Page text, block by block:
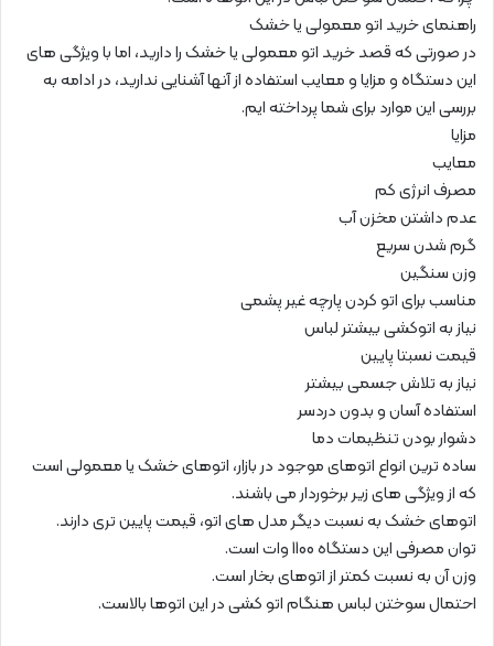
راهنمای خرید اتو معمولی یا خشک
در صورتی که قصد خرید اتو معمولی یا خشک را دارید، اما با ویژگی های
این دستگاه و مزایا و معایب استفاده از آنها آشنایی ندارید، در ادامه به
بررسی این موارد برای شما پرداخته ایم.
مزایا
معایب
مصرف انرژی کم
عدم داشتن مخزن آب
گرم شدن سریع
وزن سنگین
مناسب برای اتو کردن پارچه‌ غیر پشمی
نیاز به اتوکشی بیشتر لباس
قیمت نسبتا پایین
نیاز به تلاش جسمی بیشتر
استفاده آسان و بدون دردسر
دشوار بودن تنظیمات دما
ساده ترین انواع اتوهای موجود در بازار، اتوهای خشک یا معمولی است
که از ویژگی های زیر برخوردار می باشند.
اتوهای خشک به نسبت دیگر مدل های اتو، قیمت پایین تری دارند.
توان مصرفی این دستگاه 1100 وات است.
وزن آن به نسبت کمتر از اتوهای بخار است.
احتمال سوختن لباس هنگام اتو کشی در این اتوها بالاست.